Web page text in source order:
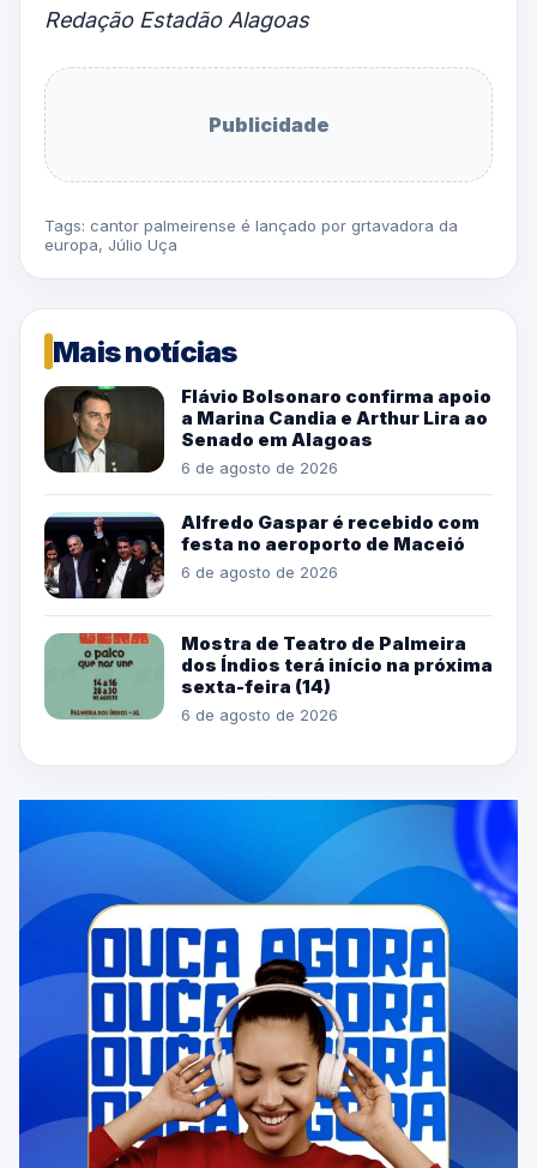
Redação Estadão Alagoas
Publicidade
Tags: cantor palmeirense é lançado por grtavadora da
europa, Júlio Uça
Mais notícias
Flávio Bolsonaro confirma apoio
a Marina Candia e Arthur Lira ao
Senado em Alagoas
6 de agosto de 2026
Alfredo Gaspar é recebido com
festa no aeroporto de Maceió
6 de agosto de 2026
Mostra de Teatro de Palmeira
dos Índios terá início na próxima
sexta-feira (14)
6 de agosto de 2026